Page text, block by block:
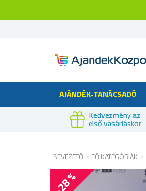
AJÁNDÉK-TANÁCSADÓ
Kedvezmény az
első vásárláskor
BEVEZETŐ FŐ KATEGÓRIÁK
-28 %